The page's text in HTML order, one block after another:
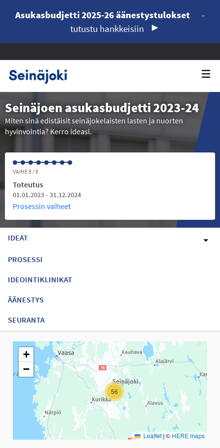
Asukasbudjetti 2025-26 äänestystulokset
-
tutustu hankkeisiin
Seinäjoen asukasbudjetti 2023-24
Miten sinä edistäisit seinäjokelaisten lasten ja nuorten
hyvinvointia? Kerro ideasi.
VAIHE 8 / 8
Toteutus
01.01.2023 - 31.12.2024
Prosessin vaiheet
IDEAT
PROSESSI
IDEOINTIKLINIKAT
ÄÄNESTYS
SEURANTA
Seuraavassa elementissä on kartta, joka esittää tämän
56
+
−
Leaflet |© HERE maps